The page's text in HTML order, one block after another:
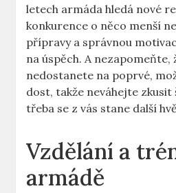
letech armáda hledá nové
konkurence o něco menší
přípravy a správnou
na úspěch. A nezapomeňte,
nedostanete na poprvé,
dost, takže neváhejte
třeba se z vás stane další
Vzdělání a
armádě